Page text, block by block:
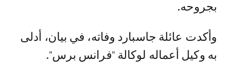
بجروحه.
وأكدت عائلة جاسبارد وفاته، في بيان، أدلى
به وكيل أعماله لوكالة "فرانس برس".